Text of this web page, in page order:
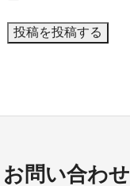
お問い合わせ